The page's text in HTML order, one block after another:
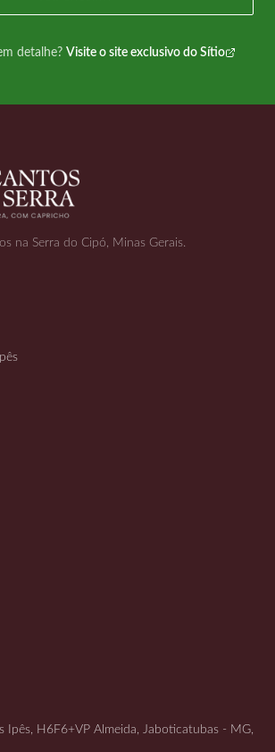
detalhe? Visite o site exclusivo do Sítio
na Serra do Cipó, Minas Gerais.
Ipês, H6F6+VP Almeida, Jaboticatubas - MG,